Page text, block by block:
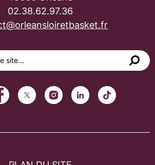
02.38.62.97.36